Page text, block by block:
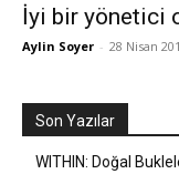
İyi bir yönetici
Aylin Soyer - 28 Nisan
Son Yazılar
WITHIN: Doğal